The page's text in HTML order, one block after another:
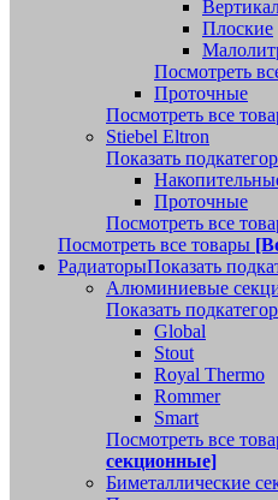
Плоские
Посмотреть
Проточные
Посмотреть все
Stiebel Eltron
Показать
Проточные
Посмотреть все
Посмотреть все товары
РадиаторыПоказать
Алюминиевые
Показать
Global
Stout
Royal Thermo
Rommer
Smart
Посмотреть все
секционные]
Биметаллические